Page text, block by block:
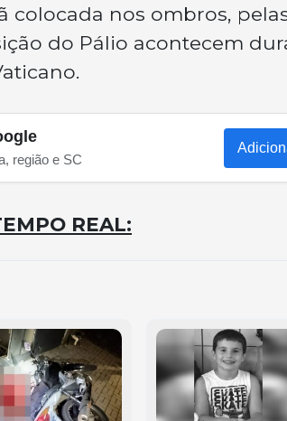
colocada nos ombros,
do Pálio acontecem
região e SC
REAL: